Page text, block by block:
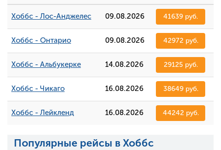
Хоббс - Лос-Анджелес 09.08.2026 41639 руб.
Хоббс - Онтарио 09.08.2026 42972 руб.
Хоббс - Альбукерке 14.08.2026 29125 руб.
Хоббс - Чикаго 16.08.2026 38649 руб.
Хоббс - Лейкленд 16.08.2026 44242 руб.
Популярные рейсы в Хоббс